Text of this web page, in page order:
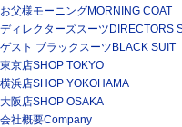
お父様モーニングMORNING COAT
ディレクターズスーツ DIRECTORS
ゲスト ブラックスーツ BLACK SUIT
東京店SHOP TOKYO
横浜店SHOP YOKOHAMA
大阪店SHOP OSAKA
会社概要Company